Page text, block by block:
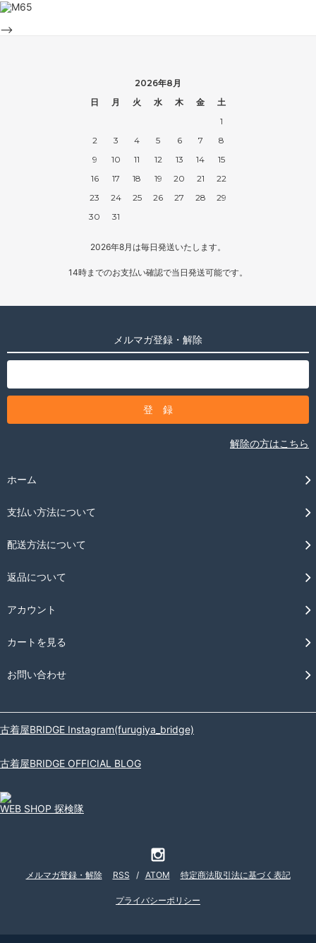
-->
2026年8月
日
月 火 水 木 金
土
1
2
3 4 5 6 7
8
9
10 11 12 13 14
15
16
17 18 19 20 21
22
23
24 25 26 27 28
29
30
31
2026年8月は毎日発送いたします。
14時までのお支払い確認で当日発送可能です。
メルマガ登録・解除
解除の方はこちら
ホーム
支払い方法について
配送方法について
返品について
アカウント
カートを見る
お問い合わせ
古着屋BRIDGE Instagram(furugiya_bridge)
古着屋BRIDGE OFFICIAL BLOG
WEB SHOP 探検隊
メルマガ登録・解除 RSS / ATOM 特定商法取引法に基づく表記
プライバシーポリシー